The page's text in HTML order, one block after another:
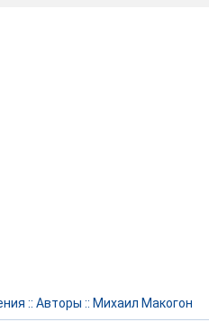
:: Авторы :: Михаил Макогон